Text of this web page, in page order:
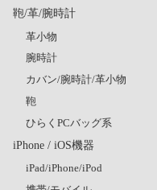
鞄/革/腕時計
革小物
腕時計
カバン/腕時計/革小物
鞄
ひらくPCバッグ系
iPhone / iOS機器
iPad/iPhone/iPod